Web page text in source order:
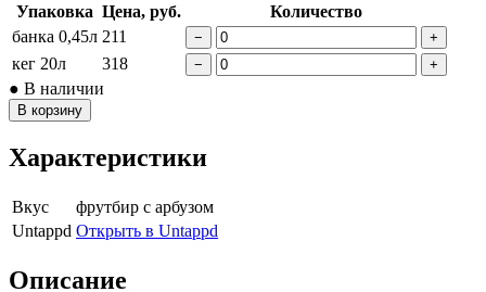
Упаковка Цена, руб.
Количество
банка 0,45л 211 − +
кег 20л 318 − +
● В наличии
В корзину
Характеристики
Вкус
фрутбир с арбузом
Untappd Открыть в Untappd
Описание